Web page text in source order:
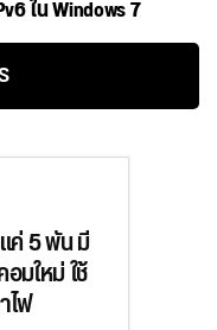
ใน Windows 7
ค่ 5 พัน มี
มใหม่ ใช้
ฟ